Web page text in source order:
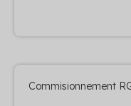
Commisionnement